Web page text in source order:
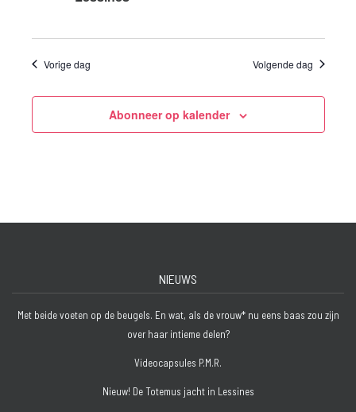
Vorige dag Volgende dag
Abonneer op kalender
NIEUWS
Met beide voeten op de beugels. En wat, als de vrouw* nu eens baas zou zijn
over haar intieme delen?
Videocapsules P.M.R.
Nieuw! De Totemus jacht in Lessines